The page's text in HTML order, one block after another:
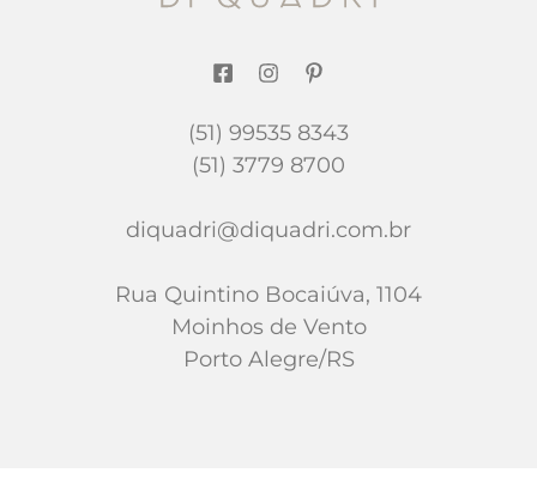
(51) 99535 8343
(51) 3779 8700
diquadri@diquadri.com.br
Rua Quintino Bocaiúva, 1104
Moinhos de Vento
Porto Alegre/RS